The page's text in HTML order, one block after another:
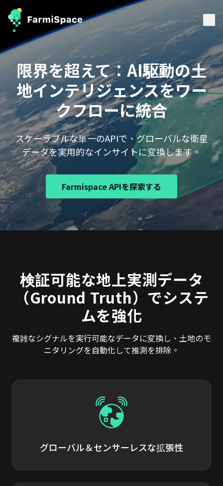
限界を超えて：AI駆動の土
地インテリジェンスをワー
クフローに統合
スケーラブルな単一のAPIで、グローバルな衛星
データを実用的なインサイトに変換します。
Farmispace APIを探索する
検証可能な地上実測データ
（Ground Truth）でシステ
ムを強化
複雑なシグナルを実行可能なデータに変換し、土地のモ
ニタリングを自動化して推測を排除。
グローバル＆センサーレスな拡張性